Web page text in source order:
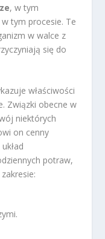
, w tym
tym procesie. Te
w walce z
się do
właściwości
Związki obecne w
niektórych
on cenny
potraw,